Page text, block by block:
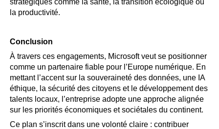
la productivité.
Conclusion
À travers ces engagements, Microsoft veut se positionner
comme un partenaire fiable pour l’Europe numérique. En
mettant l’accent sur la souveraineté des données, une IA
éthique, la sécurité des citoyens et le développement des
talents locaux, l’entreprise adopte une approche alignée
sur les priorités économiques et sociétales du continent.
Ce plan s’inscrit dans une volonté claire : contribuer